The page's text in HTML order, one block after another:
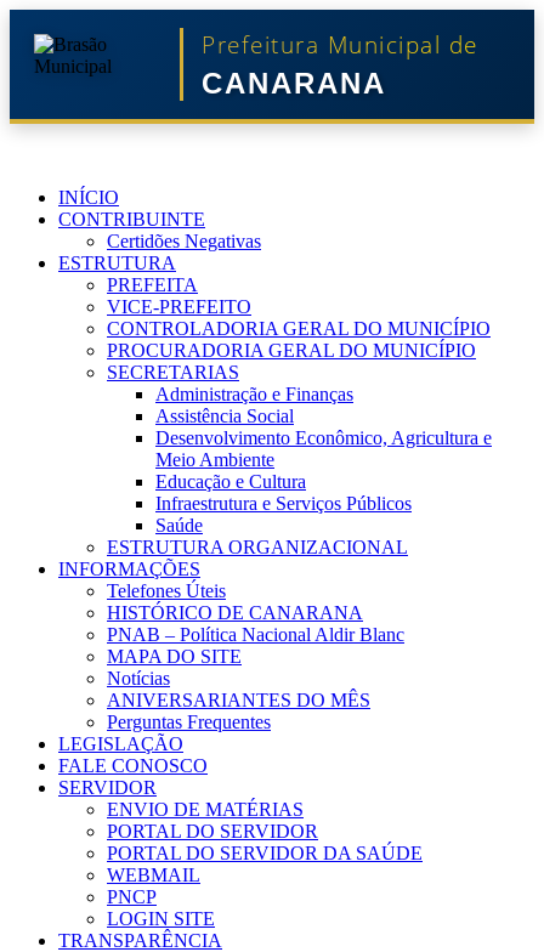
Prefeitura Municipal de
CANARANA
INÍCIO
CONTRIBUINTE
Certidões Negativas
ESTRUTURA
PREFEITA
VICE-PREFEITO
CONTROLADORIA GERAL DO MUNICÍPIO
PROCURADORIA GERAL DO MUNICÍPIO
SECRETARIAS
Administração e Finanças
Assistência Social
Desenvolvimento Econômico, Agricultura e
Meio Ambiente
Educação e Cultura
Infraestrutura e Serviços Públicos
Saúde
ESTRUTURA ORGANIZACIONAL
INFORMAÇÕES
Telefones Úteis
HISTÓRICO DE CANARANA
PNAB – Política Nacional Aldir Blanc
MAPA DO SITE
Notícias
ANIVERSARIANTES DO MÊS
Perguntas Frequentes
LEGISLAÇÃO
FALE CONOSCO
SERVIDOR
ENVIO DE MATÉRIAS
PORTAL DO SERVIDOR
PORTAL DO SERVIDOR DA SAÚDE
WEBMAIL
PNCP
LOGIN SITE
TRANSPARÊNCIA